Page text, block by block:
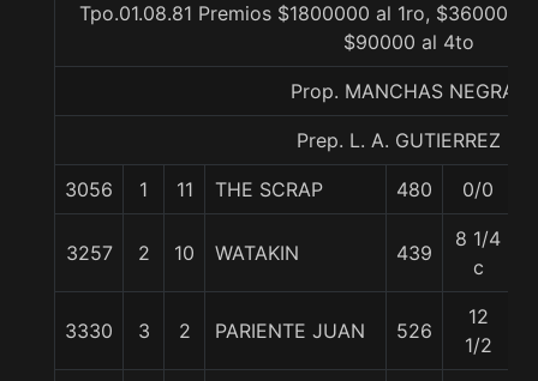
Tpo.01.08.81 Premios $1800000 al 1ro, $360000
$90000 al 4to
Prop. MANCHAS NEGRAS
Prep. L. A. GUTIERREZ P.
3056 1 11 THE SCRAP 480 0/0
3257 2 10 WATAKIN 439
8 1/4
c
3330 3 2 PARIENTE JUAN 526
12
1/2